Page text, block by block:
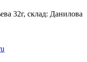
32г, склад: Данилова